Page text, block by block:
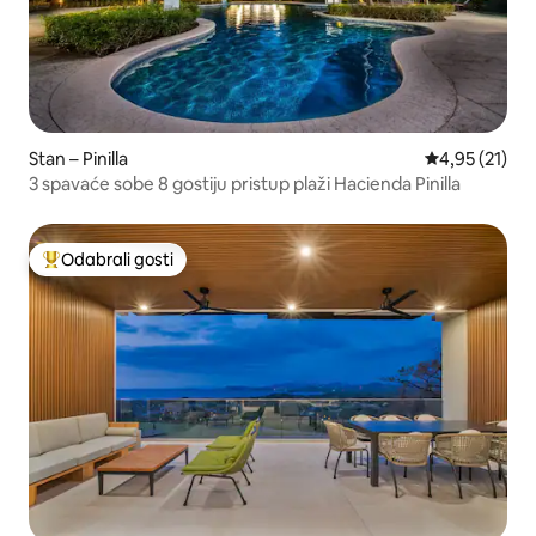
Stan – Pinilla Prosječna
4,95 (21)
3 spavaće sobe 8 gostiju pristup plaži Hacienda Pinilla
Među najviše rangiranima s oznakom „Odabrali gosti”
Odabrali gosti